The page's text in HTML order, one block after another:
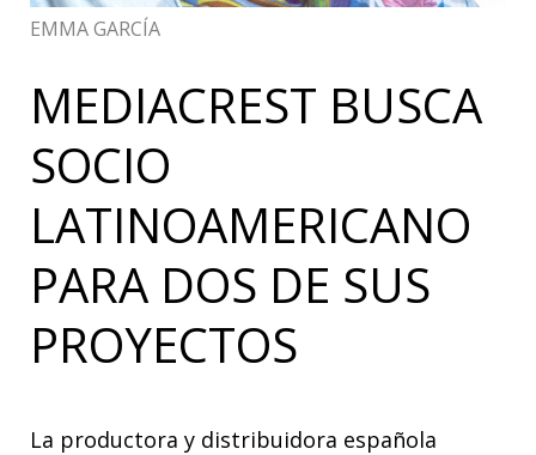
EMMA GARCÍA
MEDIACREST BUSCA
SOCIO
LATINOAMERICANO
PARA DOS DE SUS
PROYECTOS
La productora y distribuidora española